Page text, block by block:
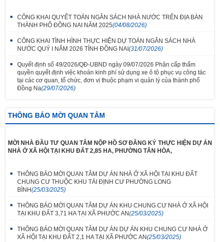
CÔNG KHAI QUYẾT TOÁN NGÂN SÁCH NHÀ NƯỚC TRÊN ĐỊA BÀN
THÀNH PHỐ ĐỒNG NAI NĂM 2025(04/08/2026)
CÔNG KHAI TÌNH HÌNH THỰC HIỆN DỰ TOÁN NGÂN SÁCH NHÀ
NƯỚC QUÝ I NĂM 2026 TỈNH ĐỒNG NAI(31/07/2026)
Quyết định số 49/2026/QĐ-UBND ngày 09/07/2026 Phân cấp thẩm
quyền quyết định việc khoán kinh phí sử dụng xe ô tô phục vụ công tác
tại các cơ quan, tổ chức, đơn vị thuộc phạm vi quản lý của thành phố
Đồng Na(29/07/2026)
THÔNG BÁO MỜI QUAN TÂM
MỜI NHÀ ĐẦU TƯ QUAN TÂM NỘP HỒ SƠ ĐĂNG KÝ THỰC HIỆN DỰ ÁN
NHÀ Ở XÃ HỘI TẠI KHU ĐẤT 2,85 HA, PHƯỜNG TÂN HÒA,
THÔNG BÁO MỜI QUAN TÂM DỰ ÁN NHÀ Ở XÃ HỘI TẠI KHU ĐẤT
CHUNG CƯ THUỘC KHU TÁI ĐỊNH CƯ PHƯỜNG LONG
BÌNH(25/03/2025)
THÔNG BÁO MỜI QUAN TÂM DỰ ÁN KHU CHUNG CƯ NHÀ Ở XÃ HỘI
TẠI KHU ĐẤT 3,71 HA TẠI XÃ PHƯỚC AN(25/03/2025)
THÔNG BÁO MỜI QUAN TÂM DỰ ÁN DỰ ÁN KHU CHUNG CƯ NHÀ Ở
XÃ HỘI TẠI KHU ĐẤT 2,1 HA TẠI XÃ PHƯỚC AN(25/03/2025)